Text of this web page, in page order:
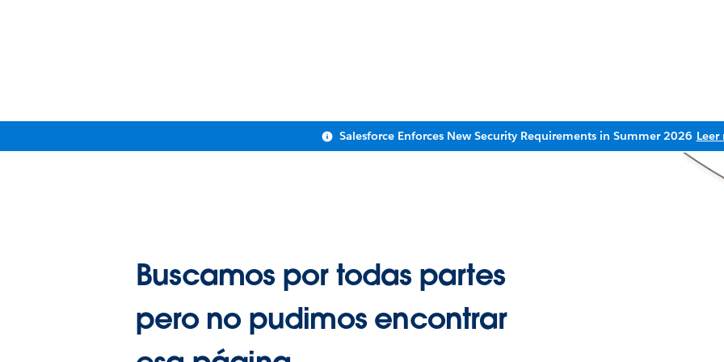
Salesforce Enforces New Security Requirements in Summer 2026 Leer
Buscamos por todas partes
pero no pudimos encontrar